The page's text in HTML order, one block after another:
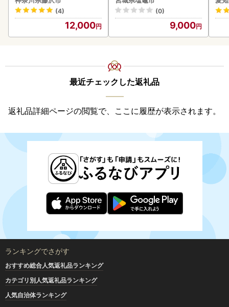
(4)
12,000
(0)
9,000
最近チェックした返礼品
返礼品詳細ページの閲覧で、ここに履歴が表示されます。
ランキングでさがす
おすすめ総合人気返礼品ランキング
カテゴリ別人気返礼品ランキング
人気自治体ランキング